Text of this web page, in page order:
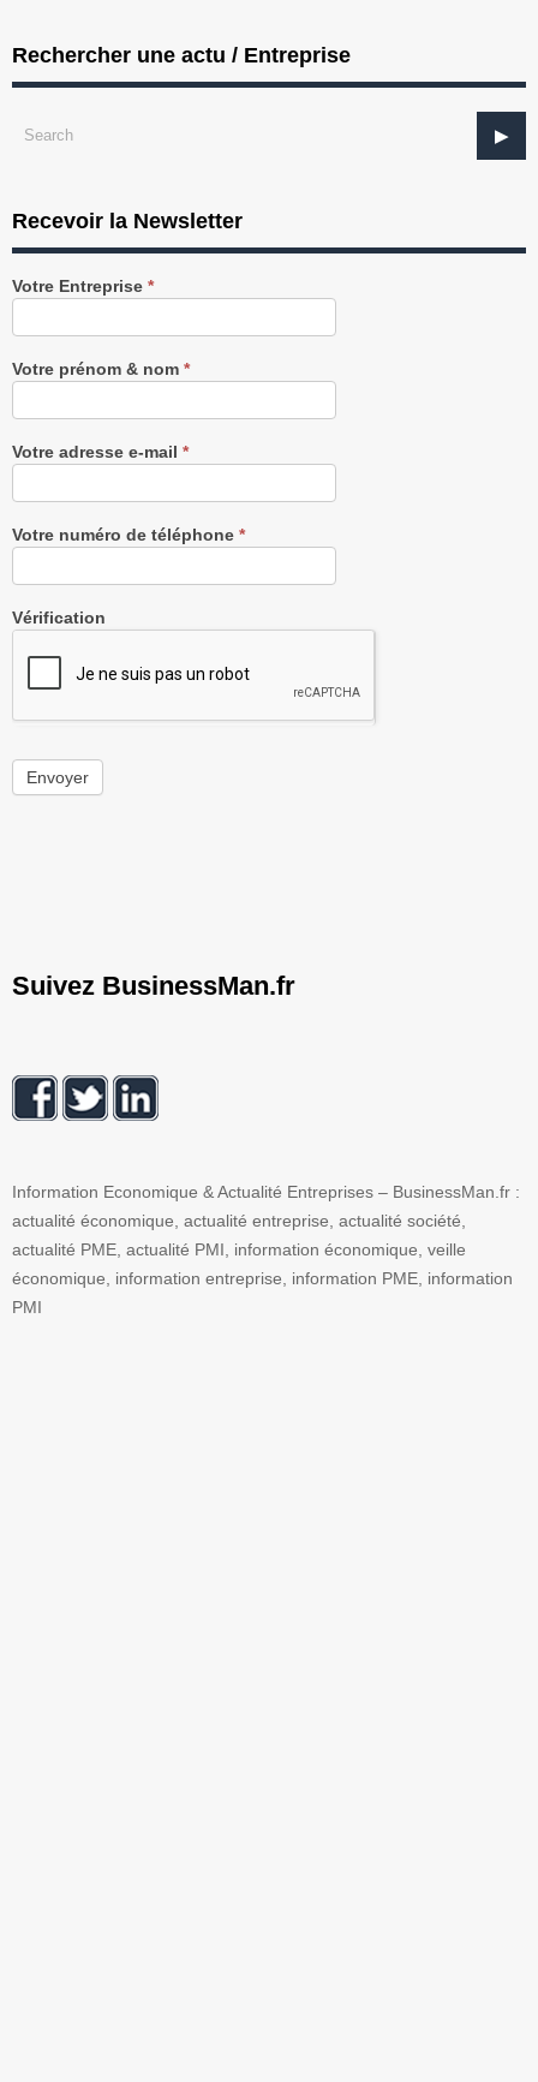
Rechercher une actu / Entreprise
Recevoir la Newsletter
Recevez
notre
gratuitement
Votre Entreprise *
Votre prénom & nom *
Votre adresse e-mail *
Votre numéro de téléphone *
Vérification
Envoyer
Suivez BusinessMan.fr
Information Economique & Actualité Entreprises – BusinessMan.fr :
actualité économique, actualité entreprise, actualité société,
actualité PME, actualité PMI, information économique, veille
économique, information entreprise, information PME, information
PMI